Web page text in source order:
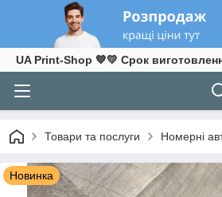
UA Print-Shop ​💙💛 Срок
Товари та послуги Номерні
Новинка